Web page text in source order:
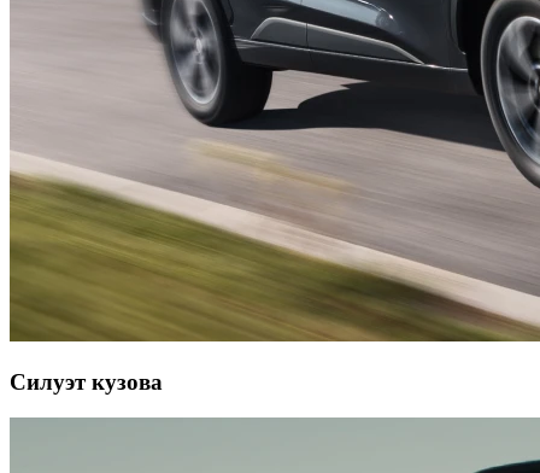
Силуэт кузова